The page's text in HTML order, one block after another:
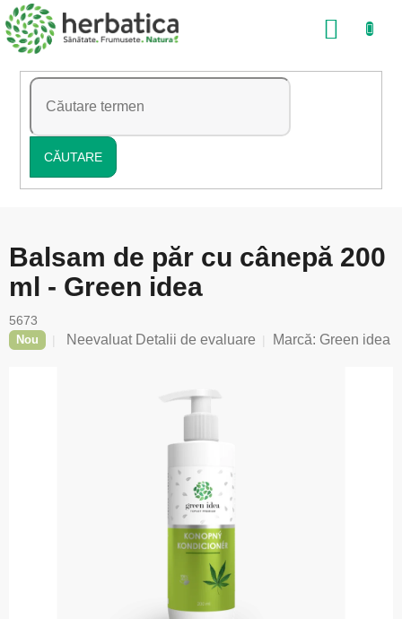
Treci
la
conținut
CĂUTARE
COŞ
Balsam de păr cu cânepă 200
ml - Green idea
5673
Nou
Evaluarea
Neevaluat Detalii de evaluare Marcă: Green idea